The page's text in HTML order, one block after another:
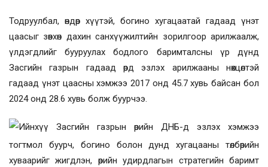
Тодруулбал, өндөр хүүтэй, богино хугацаатай гадаад үнэт
цаасыг зөвхөн дахин санхүүжилтийн зорилгоор арилжаалж,
үлдэгдлийг бууруулах бодлого баримталсны үр дүнд
Засгийн газрын гадаад өрд эзлэх арилжааны нөхцөлтэй
гадаад үнэт цаасны хэмжээ 2017 онд 45.7 хувь байсан бол
2024 онд 28.6 хувь болж буурчээ.
Ийнхүү Засгийн газрын өрийн ДНБ-д эзлэх хэмжээ
тогтмол буурч, богино болон дунд хугацааны төлбөрийн
хуваарийг жигдлэн, өрийн удирдлагын стратегийн баримт